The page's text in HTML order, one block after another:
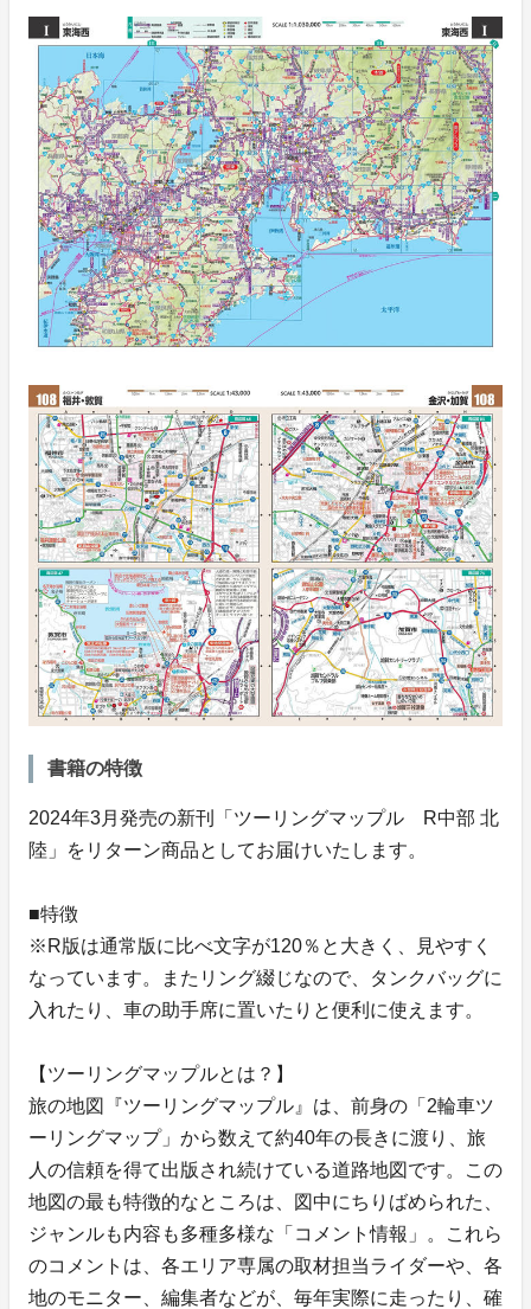
書籍の特徴
2024年3月発売の新刊「ツーリングマップル R中部 北
陸」をリターン商品としてお届けいたします。
■特徴
※R版は通常版に比べ文字が120％と大きく、見やすく
なっています。またリング綴じなので、タンクバッグに
入れたり、車の助手席に置いたりと便利に使えます。
【ツーリングマップルとは？】
旅の地図『ツーリングマップル』は、前身の「2輪車ツ
ーリングマップ」から数えて約40年の長きに渡り、旅
人の信頼を得て出版され続けている道路地図です。この
地図の最も特徴的なところは、図中にちりばめられた、
ジャンルも内容も多種多様な「コメント情報」。これら
のコメントは、各エリア専属の取材担当ライダーや、各
地のモニター、編集者などが、毎年実際に走ったり、確